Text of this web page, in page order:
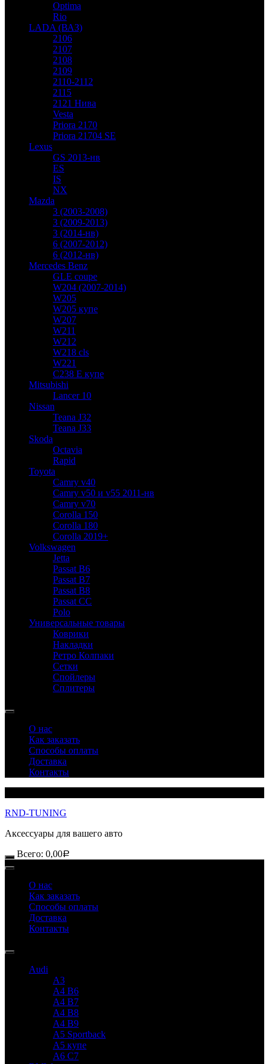
Optima
Rio
LADA (ВАЗ)
2106
2107
2108
2109
2110-2112
2115
2121 Нива
Vesta
Priora 2170
Priora 21704 SE
Lexus
GS 2013-нв
ES
IS
NX
Mazda
3 (2003-2008)
3 (2009-2013)
3 (2014-нв)
6 (2007-2012)
6 (2012-нв)
Mercedes Benz
GLE coupe
W204 (2007-2014)
W205
W205 купе
W207
W211
W212
W218 cls
W221
C238 E купе
Mitsubishi
Lancer 10
Nissan
Teana J32
Teana J33
Skoda
Octavia
Rapid
Toyota
Camry v40
Camry v50 и v55 2011-нв
Camry v70
Corolla 150
Corolla 180
Corolla 2019+
Volkswagen
Jetta
Passat B6
Passat B7
Passat B8
Passat CC
Polo
Универсальные товары
Коврики
Накладки
Ретро Колпаки
Сетки
Спойлеры
Сплитеры
О нас
Как заказать
Способы оплаты
Доставка
Контакты
RND-TUNING
Аксессуары для вашего авто
Всего: 0,00Р
О нас
Как заказать
Способы оплаты
Доставка
Контакты
Audi
A3
A4 B6
A4 B7
A4 B8
A4 B9
A5 Sportback
A5 купе
A6 C7